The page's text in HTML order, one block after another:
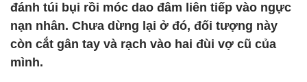
đánh túi bụi rồi móc dao đâm liên tiếp vào ngực
nạn nhân. Chưa dừng lại ở đó, đối tượng này
còn cắt gân tay và rạch vào hai đùi vợ cũ của
mình.